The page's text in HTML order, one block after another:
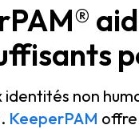
identités non
KeeperPAM offre